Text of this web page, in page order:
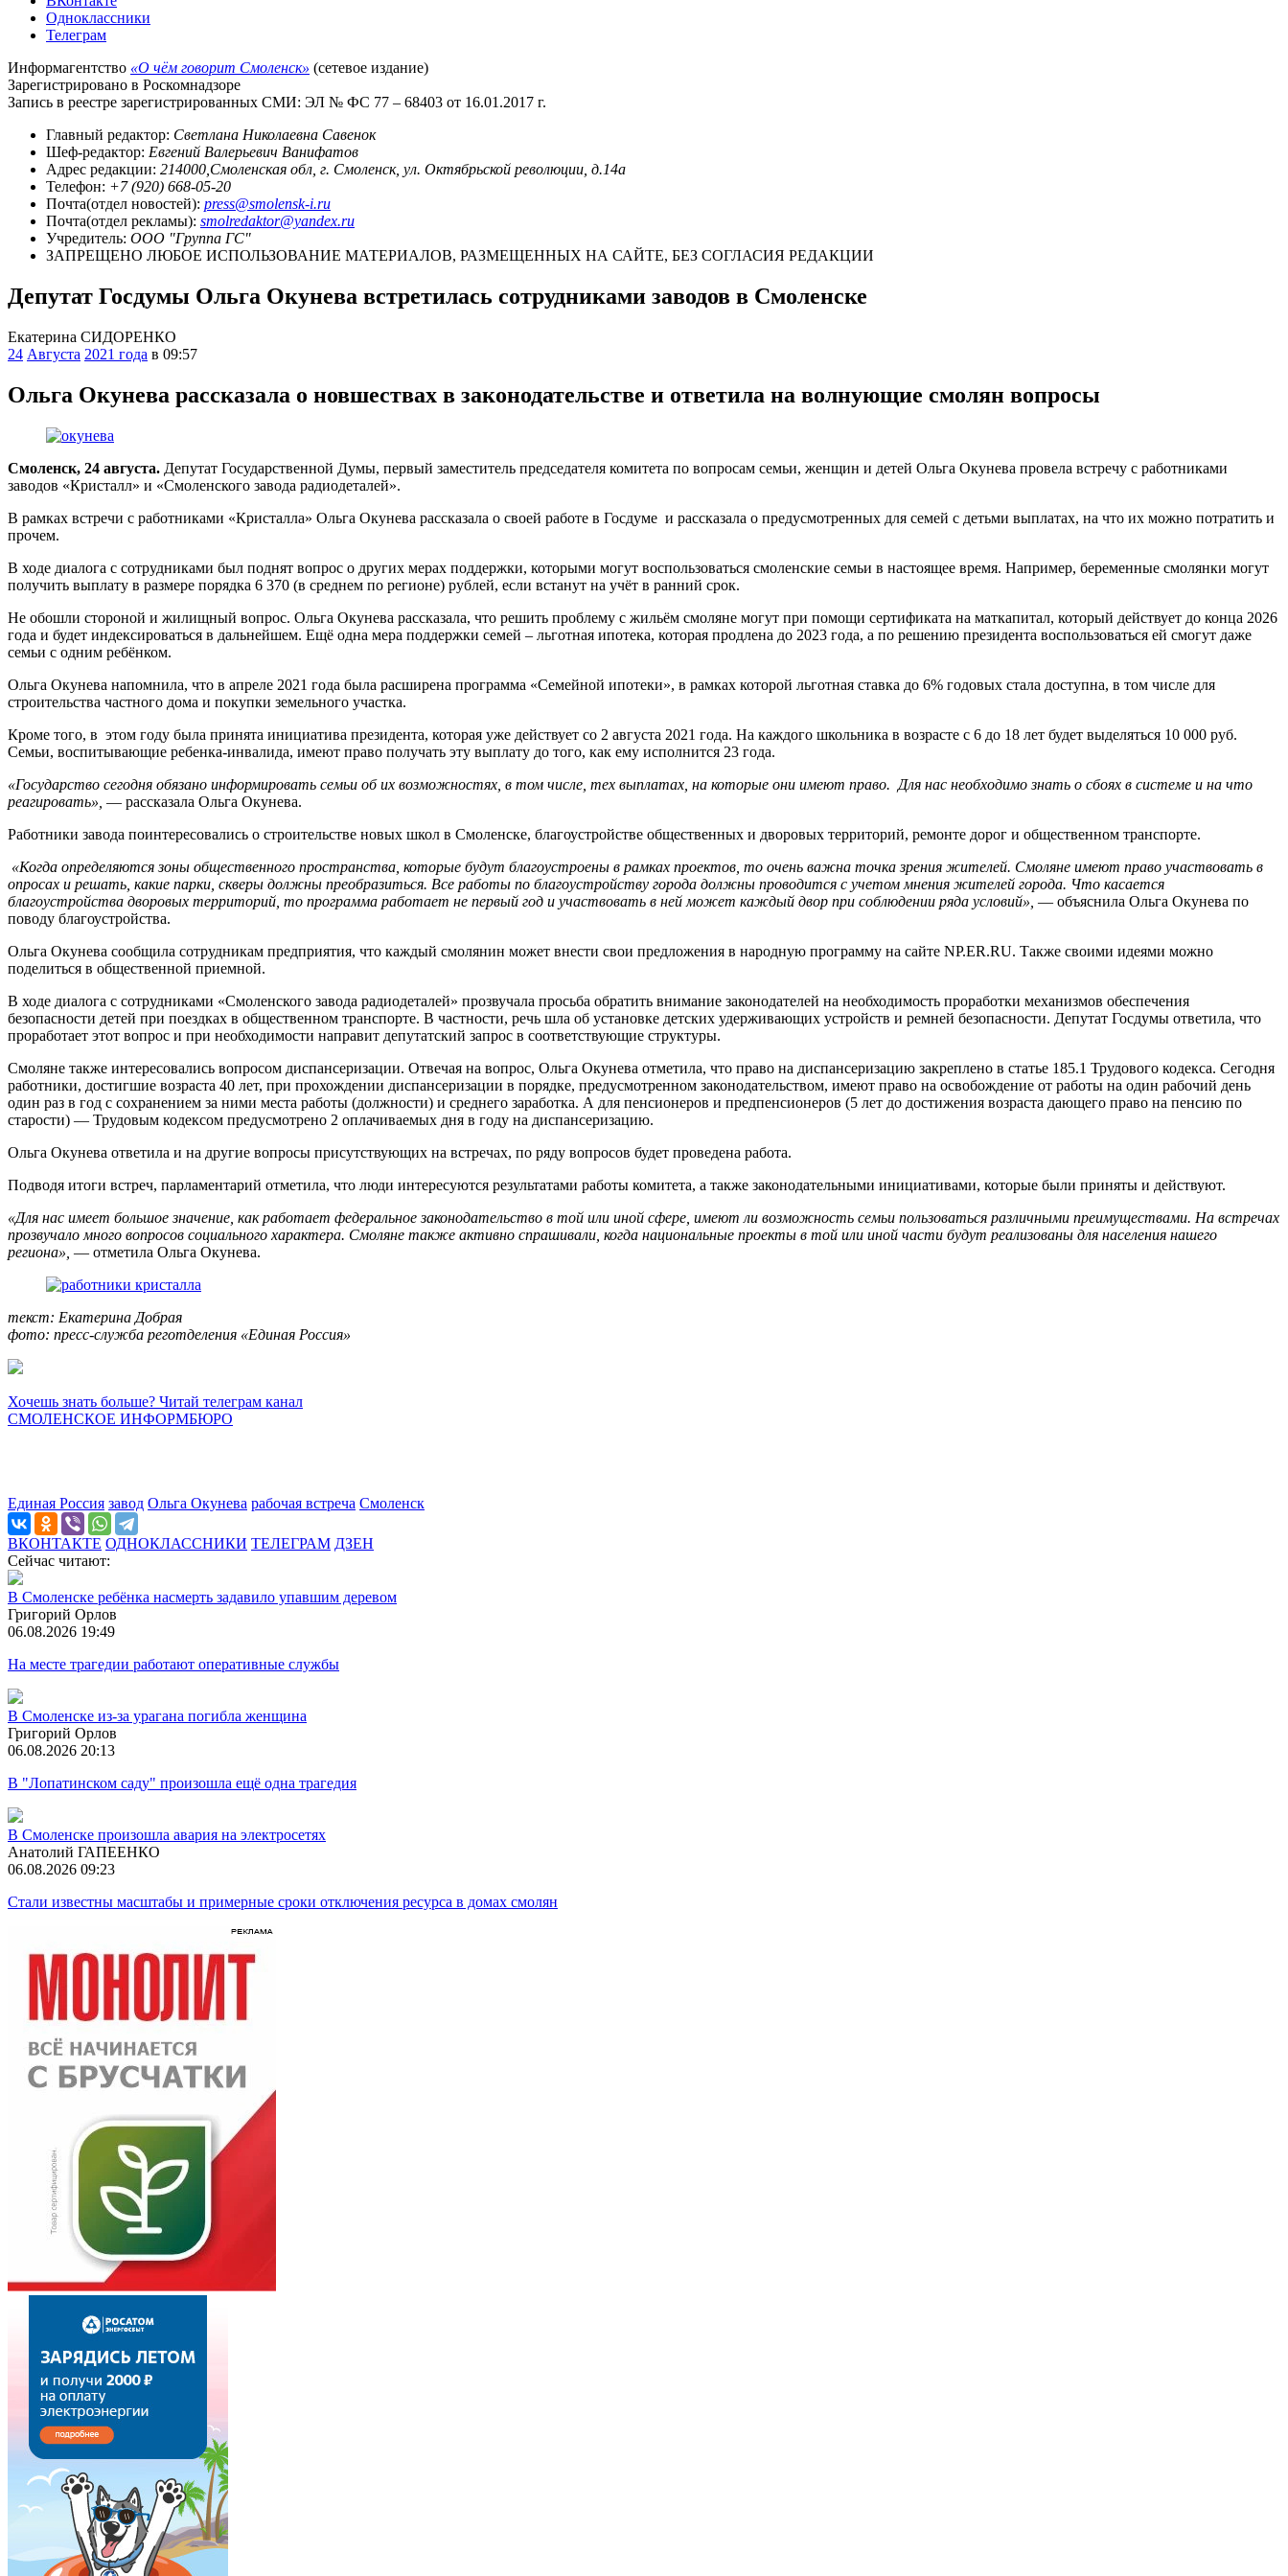
Одноклассники
Телеграм
Информагентство «О чём говорит Смоленск» (сетевое издание)
Зарегистрировано в Роскомнадзоре
Запись в реестре зарегистрированных СМИ: ЭЛ № ФС 77 – 68403 от 16.01.2017 г.
Главный редактор: Светлана Николаевна Савенок
Шеф-редактор: Евгений Валерьевич Ванифатов
Адрес редакции: 214000,Смоленская обл, г. Смоленск, ул. Октябрьской революции, д.14а
Телефон: +7 (920) 668-05-20
Почта(отдел новостей): press@smolensk-i.ru
Почта(отдел рекламы): smolredaktor@yandex.ru
Учредитель: ООО "Группа ГС"
ЗАПРЕЩЕНО ЛЮБОЕ ИСПОЛЬЗОВАНИЕ МАТЕРИАЛОВ, РАЗМЕЩЕННЫХ НА САЙТЕ, БЕЗ СОГЛАСИЯ РЕДАКЦИИ
Депутат Госдумы Ольга Окунева встретилась сотрудниками заводов в Смоленске
Екатерина СИДОРЕНКО
24 Августа 2021 года в 09:57
Ольга Окунева рассказала о новшествах в законодательстве и ответила на волнующие смолян вопросы
Смоленск, 24 августа. Депутат Государственной Думы, первый заместитель председателя комитета по вопросам семьи, женщин и детей Ольга Окунева провела встречу с работниками
заводов «Кристалл» и «Смоленского завода радиодеталей».
В рамках встречи с работниками «Кристалла» Ольга Окунева рассказала о своей работе в Госдуме и рассказала о предусмотренных для семей с детьми выплатах, на что их можно потратить и
прочем.
В ходе диалога с сотрудниками был поднят вопрос о других мерах поддержки, которыми могут воспользоваться смоленские семьи в настоящее время. Например, беременные смолянки могут
получить выплату в размере порядка 6 370 (в среднем по регионе) рублей, если встанут на учёт в ранний срок.
Не обошли стороной и жилищный вопрос. Ольга Окунева рассказала, что решить проблему с жильём смоляне могут при помощи сертификата на маткапитал, который действует до конца 2026
года и будет индексироваться в дальнейшем. Ещё одна мера поддержки семей – льготная ипотека, которая продлена до 2023 года, а по решению президента воспользоваться ей смогут даже
семьи с одним ребёнком.
Ольга Окунева напомнила, что в апреле 2021 года была расширена программа «Семейной ипотеки», в рамках которой льготная ставка до 6% годовых стала доступна, в том числе для
строительства частного дома и покупки земельного участка.
Кроме того, в этом году была принята инициатива президента, которая уже действует со 2 августа 2021 года. На каждого школьника в возрасте с 6 до 18 лет будет выделяться 10 000 руб.
Семьи, воспитывающие ребенка-инвалида, имеют право получать эту выплату до того, как ему исполнится 23 года.
«Государство сегодня обязано информировать семьи об их возможностях, в том числе, тех выплатах, на которые они имеют право. Для нас необходимо знать о сбоях в системе и на что
реагировать», — рассказала Ольга Окунева.
Работники завода поинтересовались о строительстве новых школ в Смоленске, благоустройстве общественных и дворовых территорий, ремонте дорог и общественном транспорте.
«Когда определяются зоны общественного пространства, которые будут благоустроены в рамках проектов, то очень важна точка зрения жителей. Смоляне имеют право участвовать в
опросах и решать, какие парки, скверы должны преобразиться. Все работы по благоустройству города должны проводится с учетом мнения жителей города. Что касается
благоустройства дворовых территорий, то программа работает не первый год и участвовать в ней может каждый двор при соблюдении ряда условий», — объяснила Ольга Окунева по
поводу благоустройства.
Ольга Окунева сообщила сотрудникам предприятия, что каждый смолянин может внести свои предложения в народную программу на сайте NP.ER.RU. Также своими идеями можно
поделиться в общественной приемной.
В ходе диалога с сотрудниками «Смоленского завода радиодеталей» прозвучала просьба обратить внимание законодателей на необходимость проработки механизмов обеспечения
безопасности детей при поездках в общественном транспорте. В частности, речь шла об установке детских удерживающих устройств и ремней безопасности. Депутат Госдумы ответила, что
проработает этот вопрос и при необходимости направит депутатский запрос в соответствующие структуры.
Смоляне также интересовались вопросом диспансеризации. Отвечая на вопрос, Ольга Окунева отметила, что право на диспансеризацию закреплено в статье 185.1 Трудового кодекса. Сегодня
работники, достигшие возраста 40 лет, при прохождении диспансеризации в порядке, предусмотренном законодательством, имеют право на освобождение от работы на один рабочий день
один раз в год с сохранением за ними места работы (должности) и среднего заработка. А для пенсионеров и предпенсионеров (5 лет до достижения возраста дающего право на пенсию по
старости) — Трудовым кодексом предусмотрено 2 оплачиваемых дня в году на диспансеризацию.
Ольга Окунева ответила и на другие вопросы присутствующих на встречах, по ряду вопросов будет проведена работа.
Подводя итоги встреч, парламентарий отметила, что люди интересуются результатами работы комитета, а также законодательными инициативами, которые были приняты и действуют.
«Для нас имеет большое значение, как работает федеральное законодательство в той или иной сфере, имеют ли возможность семьи пользоваться различными преимуществами. На встречах
прозвучало много вопросов социального характера. Смоляне также активно спрашивали, когда национальные проекты в той или иной части будут реализованы для населения нашего
региона», — отметила Ольга Окунева.
текст: Екатерина Добрая
фото: пресс-служба реготделения «Единая Россия»
Хочешь знать больше? Читай телеграм канал
СМОЛЕНСКОЕ ИНФОРМБЮРО
Единая Россия завод Ольга Окунева рабочая встреча Смоленск
ВКОНТАКТЕ ОДНОКЛАССНИКИ ТЕЛЕГРАМ ДЗЕН
Сейчас читают:
В Смоленске ребёнка насмерть задавило упавшим деревом
Григорий Орлов
06.08.2026 19:49
На месте трагедии работают оперативные службы
В Смоленске из-за урагана погибла женщина
Григорий Орлов
06.08.2026 20:13
В "Лопатинском саду" произошла ещё одна трагедия
В Смоленске произошла авария на электросетях
Анатолий ГАПЕЕНКО
06.08.2026 09:23
Стали известны масштабы и примерные сроки отключения ресурса в домах смолян